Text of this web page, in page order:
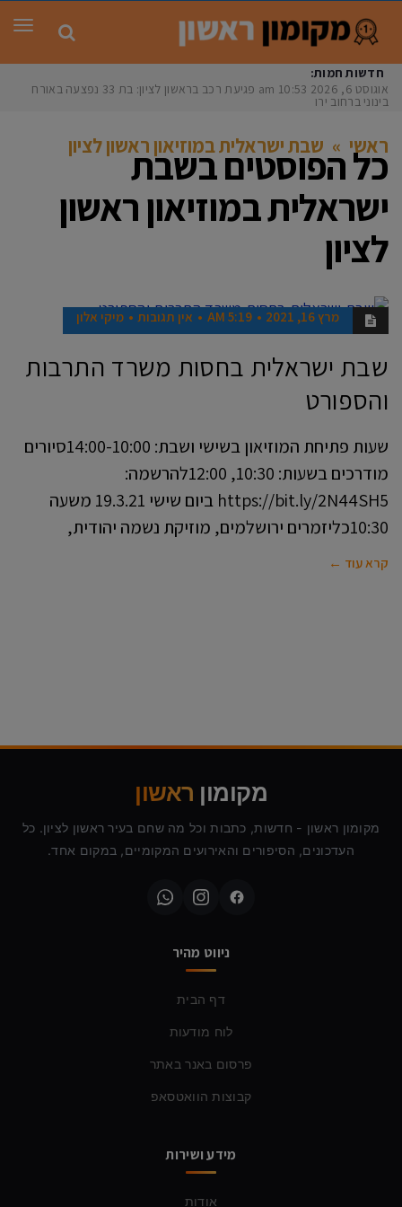
חדשות חמות:
אוגוסט 6, 2026
10:53 am פגיעת רכב בראשון לציון: בת 33 נפצעה באורח
בינוני ברחוב ירושל
ראשי » שבת ישראלית במוזיאון ראשון לציון
כל הפוסטים בשבת
ישראלית במוזיאון ראשון
לציון
כתבות מ
קומון ר
מרץ 16, 2021 5:19 AM אין תגובות מיקי אלון
שבת ישראלית בחסות משרד התרבות
והספורט
שעות פתיחת המוזיאון בשישי ושבת: 14:00-10:00סיורים
מודרכים בשעות: 10:30, 12:00להרשמה:
https://bit.ly/2N44SH5 ביום שישי 19.3.21 משעה
10:30כליזמרים ירושלמים, מוזיקת נשמה יהודית,
קרא עוד ←
מקומון ראשון
מקומון ראשון - חדשות, כתבות וכל מה שחם בעיר ראשון לציון. כל
העדכונים, הסיפורים והאירועים המקומיים, במקום אחד.
ניווט מהיר
דף הבית
לוח מודעות
פרסום באנר באתר
קבוצות הוואטסאפ
מידע ושירות
אודות